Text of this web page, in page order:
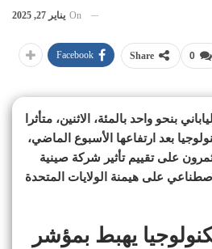
On يناير 27, 2025
0
Share
Facebook
بنحو واحد بالمئة، الاثنين، متأثرا
بعد ارتفاعها الأسبوع الماضي،
على تقييم تأثير شركة صينية
على هيمنة الولايات المتحدة
يهبط بمؤشر